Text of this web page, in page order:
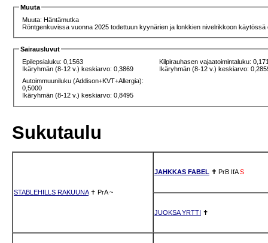
Muuta
Muuta: Häntämutka
Röntgenkuvissa vuonna 2025 todettuun kyynärien ja lonkkien nivelrikkoon
Sairausluvut
Epilepsialuku: 0,1563
Ikäryhmän (8-12 v.) keskiarvo: 0,3869
Kilpirauhasen vajaatoimintaluku:
Ikäryhmän (8-12 v.) keskiarvo:
Autoimmuuniluku (Addison+KVT+Allergia):
0,5000
Ikäryhmän (8-12 v.) keskiarvo: 0,8495
Sukutaulu
STABLEHILLS RAKUUNA✝ PrA ~
JAHKKAS FABEL ✝ PrB IfA S
JUOKSA YRTTI ✝